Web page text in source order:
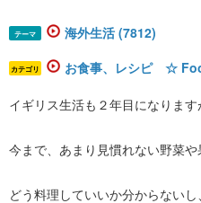
テーマ 海外生活 (7812)
カテゴリ お食事、レシピ ☆
イギリス生活も２年目になります
今まで、あまり見慣れない野菜や
どう料理していいか分からないし